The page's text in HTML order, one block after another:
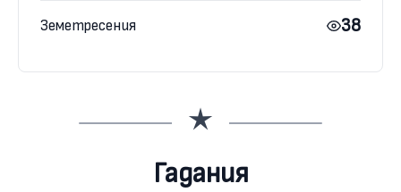
Земетресения 38
Гадания